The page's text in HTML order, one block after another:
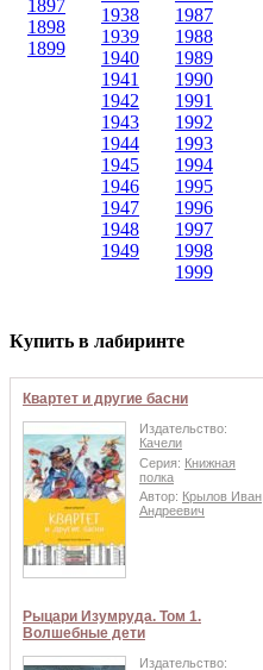
1897
1898
1899
1938
1939
1940
1941
1942
1943
1944
1945
1946
1947
1948
1949
1987
1988
1989
1990
1991
1992
1993
1994
1995
1996
1997
1998
1999
Купить в лабиринте
Квартет и другие басни
Издательство:
Качели
Серия: Книжная
полка
Автор: Крылов Иван
Андреевич
Рыцари Изумруда. Том 1.
Волшебные дети
Издательство: